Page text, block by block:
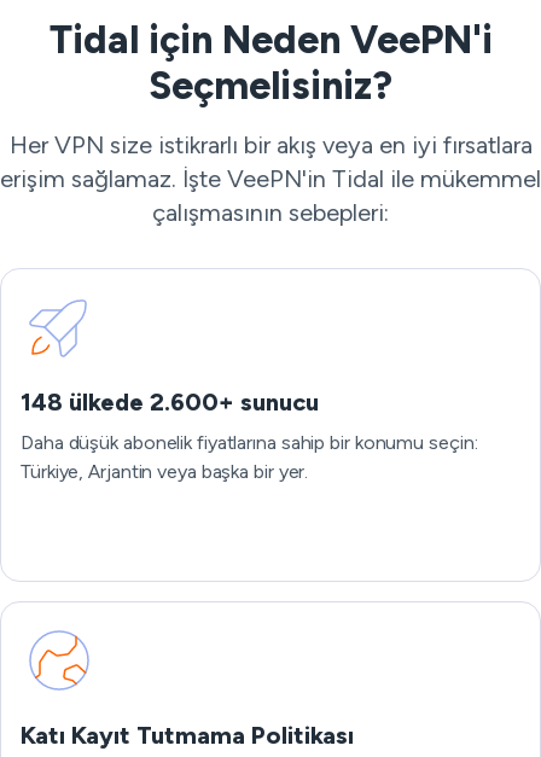
Tidal için Neden VeePN'i
Seçmelisiniz?
Her VPN size istikrarlı bir akış veya en iyi fırsatlara
erişim sağlamaz. İşte VeePN'in Tidal ile mükemmel
çalışmasının sebepleri:
148 ülkede 2.600+ sunucu
Daha düşük abonelik fiyatlarına sahip bir konumu seçin:
Türkiye, Arjantin veya başka bir yer.
Katı Kayıt Tutmama Politikası